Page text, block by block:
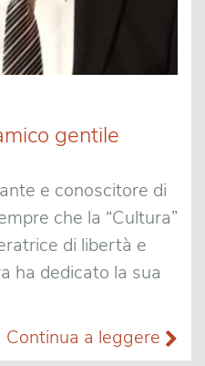
gentile
e conoscitore di
che la “Cultura”
di libertà e
ha dedicato la sua
Continua a leggere